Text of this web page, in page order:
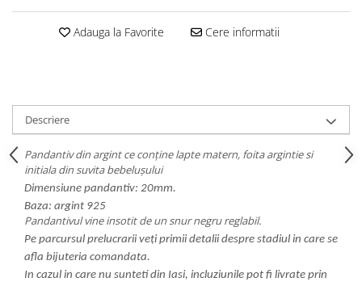
Adauga la Favorite Cere informatii
Descriere
Pandantiv din argint ce conține lapte matern, foita argintie si
initiala din suvita bebelușului
Dimensiune pandantiv: 20mm.
Baza: argint 925
Pandantivul vine insotit de un snur negru reglabil.
Pe parcursul prelucrarii veți primii detalii despre stadiul in care se
afla bijuteria comandata.
In cazul in care nu sunteti din Iasi, incluziunile pot fi livrate prin